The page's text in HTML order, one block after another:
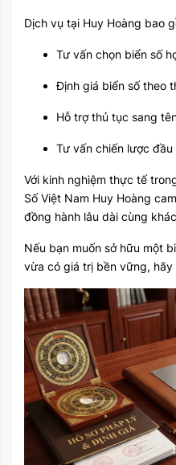
Dịch vụ tại Huy Hoàng bao
Tư vấn chọn biển số
Định giá biển số theo
Hỗ trợ thủ tục sang
Tư vấn chiến lược
Với kinh nghiệm thực tế
Số Việt Nam Huy Hoàng
đồng hành lâu dài cùng
Nếu bạn muốn sở hữu một
vừa có giá trị bền vững,